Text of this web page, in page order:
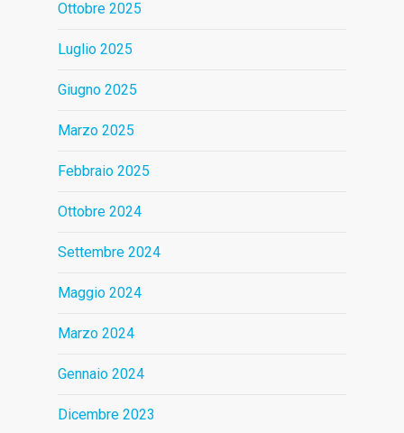
Ottobre 2025
Luglio 2025
Giugno 2025
Marzo 2025
Febbraio 2025
Ottobre 2024
Settembre 2024
Maggio 2024
Marzo 2024
Gennaio 2024
Dicembre 2023